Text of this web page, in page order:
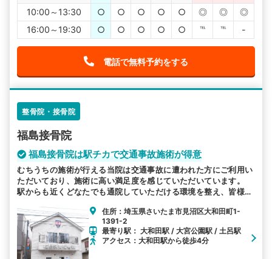
10:00～13:30 ○ ○ ○ ○ ○ ◎ ◎
◎
16:00～19:30
○ ○ ○ ○ ○ ℡ ℡ -
電話で無料予約をする
整骨院・接骨院
福島接骨院
福島接骨院は駅チカで交通事故施術が得意
むちうちの施術が行える当院は交通事故に遭われた方にご利用い
ただいており、施術に高い満足度を感じていただいています。
駅からも近くどなたでも通院していただける環境を整え、皆様の
住所：埼玉県さいたま市見沼区大和田町1-
1391-2
最寄り駅： 大和田駅 / 大宮公園駅 / 土呂駅
アクセス：大和田駅から徒歩4分